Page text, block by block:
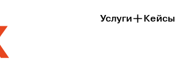
Услуги Кейсы